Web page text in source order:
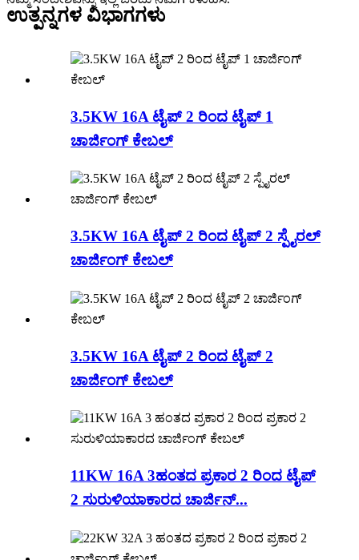
ಉತ್ಪನ್ನಗಳ ವಿಭಾಗಗಳು
3.5KW 16A ಟೈಪ್ 2 ರಿಂದ ಟೈಪ್ 1
ಚಾರ್ಜಿಂಗ್ ಕೇಬಲ್
3.5KW 16A ಟೈಪ್ 2 ರಿಂದ ಟೈಪ್ 2 ಸ್ಪೈರಲ್
ಚಾರ್ಜಿಂಗ್ ಕೇಬಲ್
3.5KW 16A ಟೈಪ್ 2 ರಿಂದ ಟೈಪ್ 2
ಚಾರ್ಜಿಂಗ್ ಕೇಬಲ್
11KW 16A 3ಹಂತದ ಪ್ರಕಾರ 2 ರಿಂದ ಟೈಪ್
2 ಸುರುಳಿಯಾಕಾರದ ಚಾರ್ಜಿನ್...